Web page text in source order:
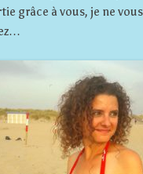
grâce à vous, je ne